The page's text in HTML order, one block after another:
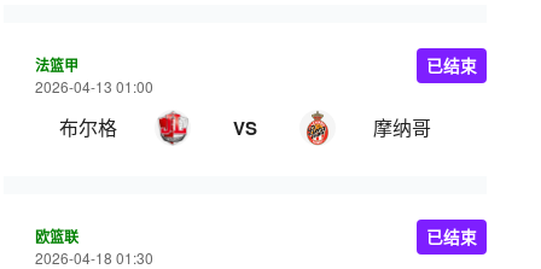
法篮甲
2026-04-13 01:00
布尔格 VS 摩纳哥
已结束
欧篮联
2026-04-18 01:30
已结束